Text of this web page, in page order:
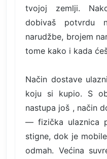
tvojoj zemlji.
dobivaš potvrdu
narudžbe, brojem
tome kako i kada
Način dostave
koju si kupio. S
nastupa još , način
— fizička ulaznica
stigne, dok je
odmah. Većina